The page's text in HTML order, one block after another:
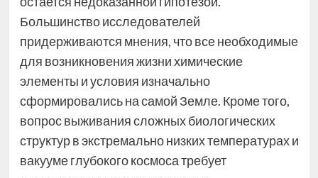
Большинство исследователей
придерживаются мнения, что все необходимые
для возникновения жизни химические
элементы и условия изначально
сформировались на самой Земле. Кроме того,
вопрос выживания сложных биологических
структур в экстремально низких температурах и
вакууме глубокого космоса требует